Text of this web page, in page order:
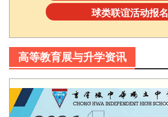
球类联谊活动报名
高等教育展与升学资讯